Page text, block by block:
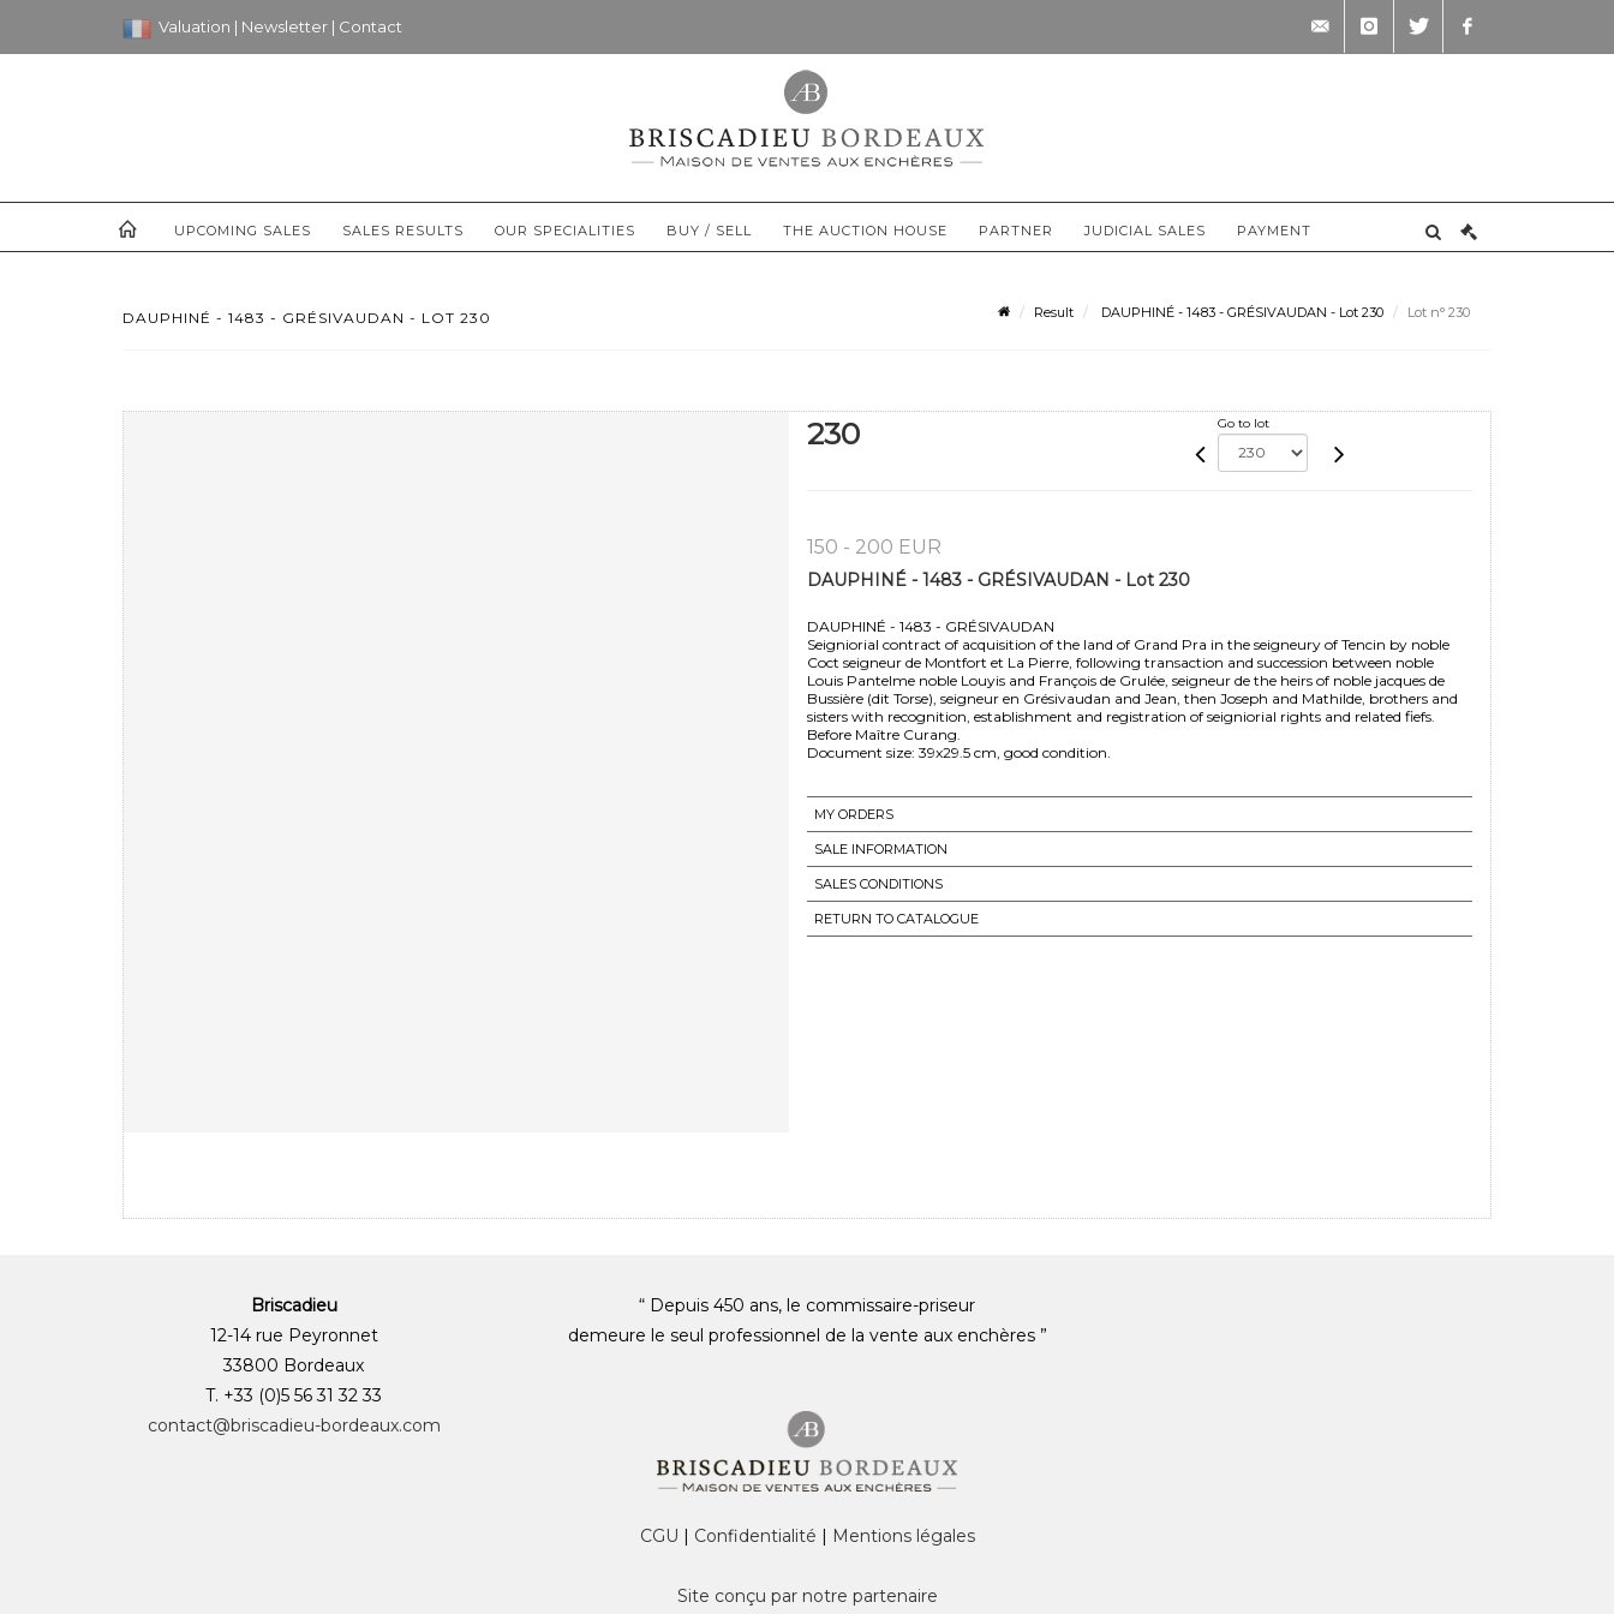
Valuation | Newsletter | Contact
UPCOMING SALES SALES RESULTS OUR SPECIALITIES BUY / SELL THE AUCTION HOUSE PARTNER JUDICIAL SALES PAYMENT
DAUPHINÉ - 1483 - GRÉSIVAUDAN - LOT 230 Result DAUPHINÉ - 1483 - GRÉSIVAUDAN - Lot 230 Lot n° 230
230 Go to lot
150 - 200 EUR
DAUPHINÉ - 1483 - GRÉSIVAUDAN - Lot 230
DAUPHINÉ - 1483 - GRÉSIVAUDAN
Seigniorial contract of acquisition of the land of Grand Pra in the seigneury of Tencin by noble
Coct seigneur de Montfort et La Pierre, following transaction and succession between noble
Louis Pantelme noble Louyis and François de Grulée, seigneur de the heirs of noble jacques de
Bussière (dit Torse), seigneur en Grésivaudan and Jean, then Joseph and Mathilde, brothers and
sisters with recognition, establishment and registration of seigniorial rights and related fiefs.
Before Maître Curang.
Document size: 39x29.5 cm, good condition.
MY ORDERS
SALE INFORMATION
SALES CONDITIONS
RETURN TO CATALOGUE
Briscadieu
12-14 rue Peyronnet
33800 Bordeaux
T. +33 (0)5 56 31 32 33
contact@briscadieu-bordeaux.com
“ Depuis 450 ans, le commissaire-priseur
demeure le seul professionnel de la vente aux enchères ”
CGU | Confidentialité | Mentions légales
Site conçu par notre partenaire